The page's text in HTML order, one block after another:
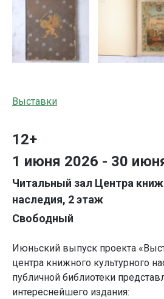
Выставки
12+
1 июня 2026 - 30
Читальный зал Центра
наследия, 2 этаж
Свободный
Июньский выпуск проекта
центра книжного культурного
публичной библиотеки
интереснейшего издания: